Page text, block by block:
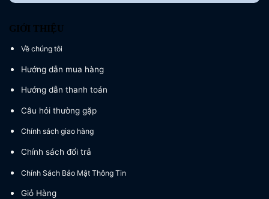
GIỚI THIỆU
Về chúng tôi
Hướng dẫn mua hàng
Hướng dẫn thanh toán
Câu hỏi thường gặp
Chính sách giao hàng
Chính sách đổi trả
Chính Sách Bảo Mật Thông Tin
Giỏ Hàng